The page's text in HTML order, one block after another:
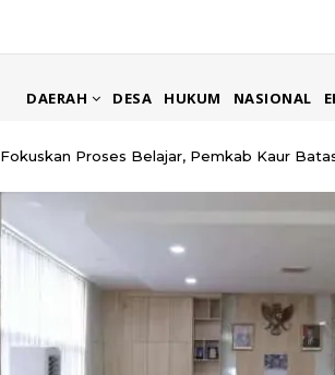
NAVIGATION
DAERAH DESA HUKUM NASIONAL
Fokuskan Proses Belajar, Pemkab Kaur